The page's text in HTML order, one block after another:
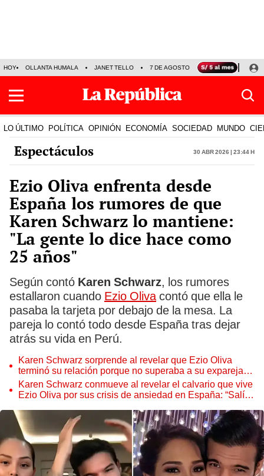
HOY OLLANTA HUMALA JANET TELLO 7 DE AGOSTO TINKA RESULTADOS
LO ÚLTIMO POLÍTICA OPINIÓN ECONOMÍA SOCIEDAD MUNDO
Espectáculos 30 Abr 2026 | 23:44 h
Ezio Oliva enfrenta desde
España los rumores de que
Karen Schwarz lo mantiene:
"La gente lo dice hace como
25 años"
Según contó Karen Schwarz, los rumores
estallaron cuando Ezio Olivacontó que ella le
pasaba la tarjeta por debajo de la mesa. La
pareja lo contó todo desde España tras dejar
atrás su vida en Perú.
Karen Schwarz sorprende al revelar que Ezio Oliva
terminó su relación porque no superaba a su expareja:
"Nos separamos, yo lloraba"
Karen Schwarz conmueve al revelar el calvario que vive
Ezio Oliva por sus crisis de ansiedad en España: “Salí